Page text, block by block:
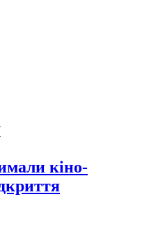
кіно-